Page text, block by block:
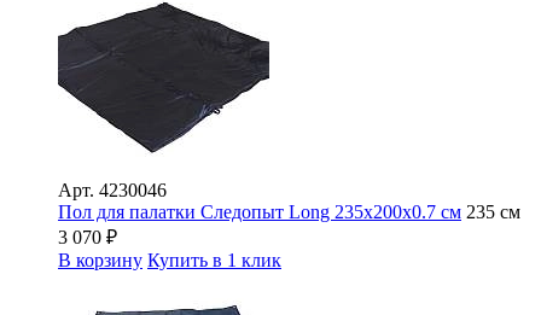
Арт. 4230046
Пол для палатки Следопыт Long 235х200х0.7 см 235 см
3 070 ₽
В корзину Купить в 1 клик